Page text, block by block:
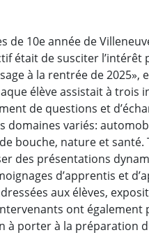
de 10e année de
était de susciter
à la rentrée de 2025»,
élève assistait à trois
de questions et
domaines variés:
bouche, nature et santé.
des présentations
d’apprentis et
aux élèves,
ont
à porter à la préparation